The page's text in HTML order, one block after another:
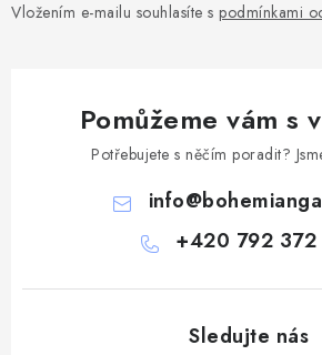
Vložením e-mailu souhlasíte s podmínkami
Pomůžeme vám s
Potřebujete s něčím poradit?
info@
+420 792 372